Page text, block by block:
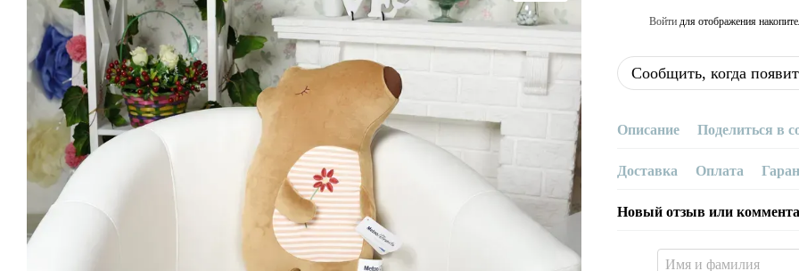
Войти для отображения
Сообщить, когда
Описание Поделиться в
Доставка Оплата
Новый отзыв или